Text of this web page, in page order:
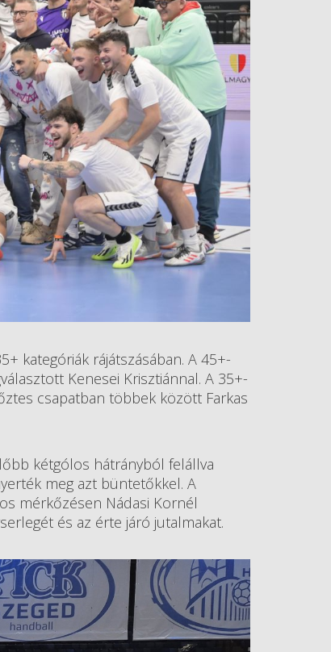
kategóriák rájátszásában. A 45+-
Kenesei Krisztiánnal. A 35+-
csapatban többek között Farkas
kétgólos hátrányból felállva
meg azt büntetőkkel. A
mérkőzésen Nádasi Kornél
és az érte járó jutalmakat.